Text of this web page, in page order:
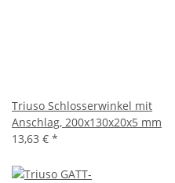
Triuso Schlosserwinkel mit
Anschlag, 200x130x20x5 mm
13,63 € *